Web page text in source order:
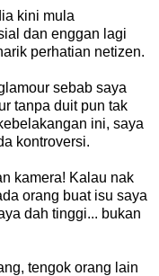
kini mula
dan enggan lagi
perhatian netizen.
sebab saya
tanpa duit pun tak
ini, saya
kontroversi.
kamera! Kalau nak
orang buat isu saya
dah tinggi... bukan
tengok orang lain